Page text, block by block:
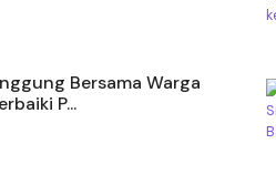
Bersama Warga
P...